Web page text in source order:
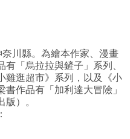
川縣。為繪本作家、漫畫
「烏拉拉與鏟子」系列、
雞逛超市》系列，以及《小
作品有「加利達大冒險」
）。